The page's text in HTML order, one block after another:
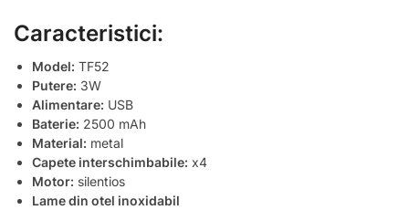
Caracteristici:
Model: TF52
Putere: 3W
Alimentare: USB
Baterie: 2500 mAh
Material: metal
Capete interschimbabile: x4
Motor: silentios
Lame din otel inoxidabil